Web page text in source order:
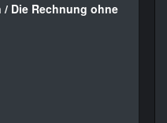
Die Rechnung ohne